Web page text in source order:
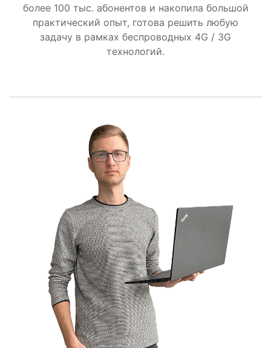
более 100 тыс. абонентов и накопила большой
практический опыт, готова решить любую
задачу в рамках беспроводных 4G / 3G
технологий.